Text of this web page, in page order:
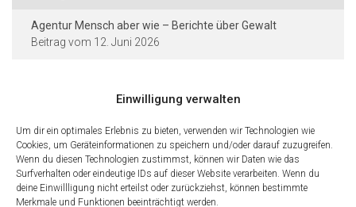
Einwilligung verwalten
Um dir ein optimales Erlebnis zu bieten, verwenden wir Technologien wie
Cookies, um Geräteinformationen zu speichern und/oder darauf zuzugreifen.
Wenn du diesen Technologien zustimmst, können wir Daten wie das
Surfverhalten oder eindeutige IDs auf dieser Website verarbeiten. Wenn du
deine Einwillligung nicht erteilst oder zurückziehst, können bestimmte
Merkmale und Funktionen beeinträchtigt werden.
Agentur Mensch aber wie – Berichte über Gewalt
12. Juni 2026
Kontakt und Rechtliches
Städtische Dieter-Forte-Gesamtschule
Heidelberger Straße 75 · 40229 Düsseldorf
Tel.: 0211 · 89 99 611